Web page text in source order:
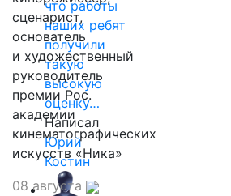
что работы
наших ребят
получили
такую
высокую
оценку…
Написал
Юрий
Костин
сценарист,
основатель
и художественный
руководитель
премии Рос.
академии
кинематографических
искусств «Ника»
08 августа